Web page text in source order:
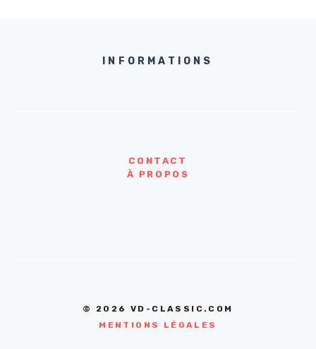
INFORMATIONS
CONTACT
À PROPOS
© 2026 VD-CLASSIC.COM
MENTIONS LÉGALES